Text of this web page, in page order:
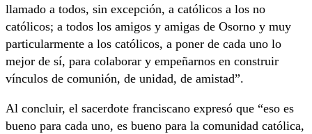
llamado a todos, sin excepción, a católicos a los no
católicos; a todos los amigos y amigas de Osorno y muy
particularmente a los católicos, a poner de cada uno lo
mejor de sí, para colaborar y empeñarnos en construir
vínculos de comunión, de unidad, de amistad”.
Al concluir, el sacerdote franciscano expresó que “eso es
bueno para cada uno, es bueno para la comunidad católica,